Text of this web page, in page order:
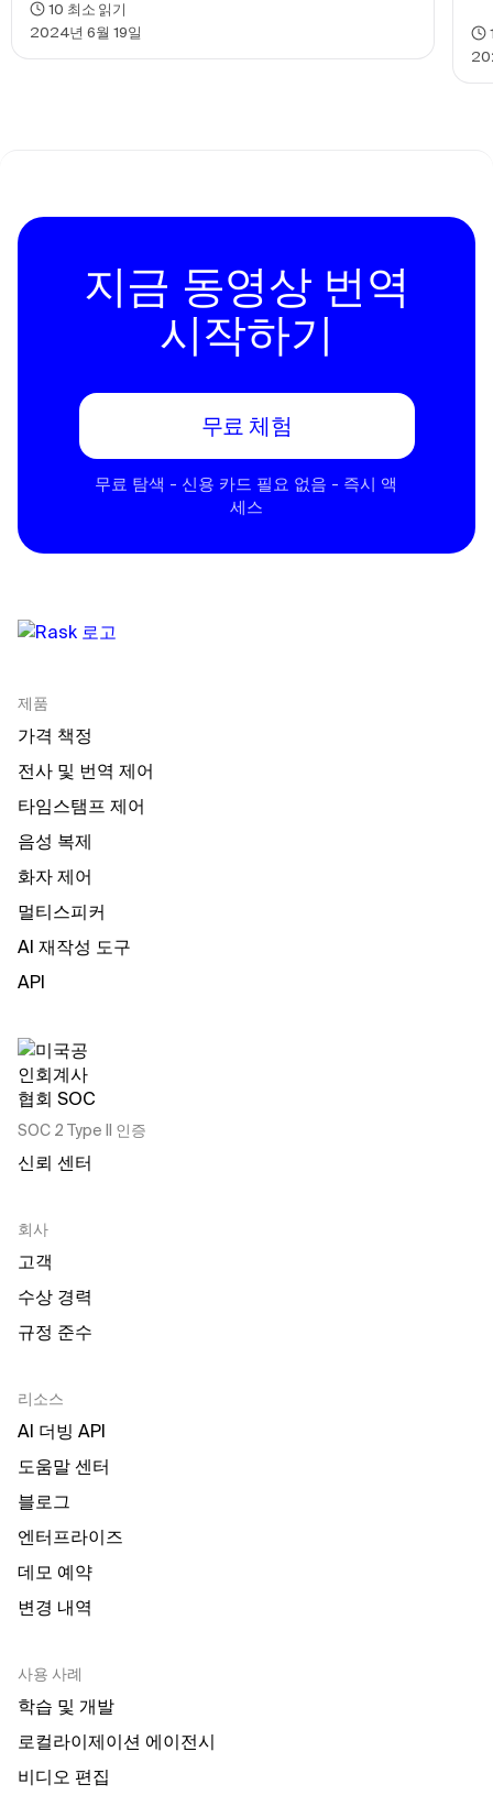
2024년 6월 19일
10 최소 읽기
지금 동영상 번역
시작하기
무료 체험
무료 탐색 - 신용 카드 필요 없음 - 즉시 액
세스
제품
가격 책정
전사 및 번역 제어
타임스탬프 제어
음성 복제
화자 제어
멀티스피커
AI 재작성 도구
API
SOC 2 Type II 인증
신뢰 센터
회사
고객
수상 경력
규정 준수
리소스
AI 더빙 API
도움말 센터
블로그
엔터프라이즈
데모 예약
변경 내역
사용 사례
학습 및 개발
로컬라이제이션 에이전시
비디오 편집